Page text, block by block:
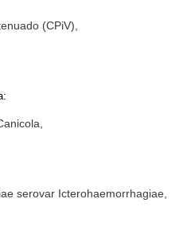
(CPiV),
serovar Icterohaemorrhagiae,